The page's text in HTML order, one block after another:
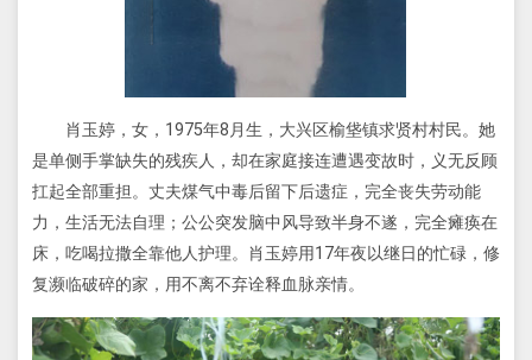
肖玉婷，女，1975年8月生，大兴区榆垡镇求贤村村民。她
是单侧手掌缺失的残疾人，却在家庭接连遭遇变故时，义无反顾
扛起全部重担。丈夫煤气中毒后留下后遗症，完全丧失劳动能
力，生活无法自理；公公突发脑中风导致半身不遂，完全瘫痪在
床，吃喝拉撒全靠他人护理。肖玉婷用17年夜以继日的忙碌，修
复濒临破碎的家，用不离不弃诠释血脉亲情。